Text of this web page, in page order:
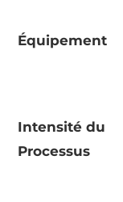
Équipement
Intensité du
Processus